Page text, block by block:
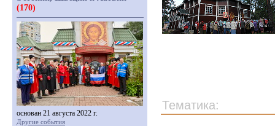
Тематика:
(170)
основан 21 августа 2022 г.
Другие события